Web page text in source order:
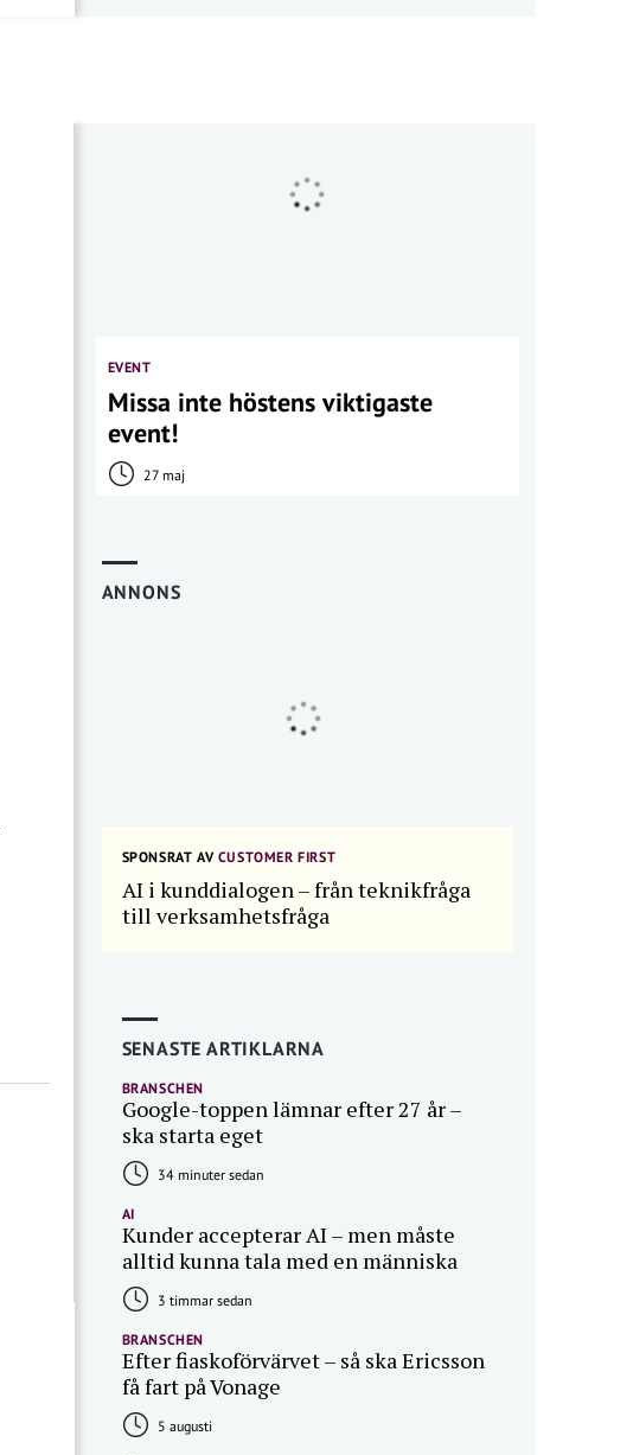
EVENT
Missa inte höstens viktigaste
event!
27 maj
ANNONS
SPONSRAT AVCUSTOMER FIRST
AI i kunddialogen – från teknikfråga
till verksamhetsfråga
SENASTE ARTIKLARNA
BRANSCHEN
Google-toppen lämnar efter 27 år –
ska starta eget
34 minuter sedan
AI
Kunder accepterar AI – men måste
alltid kunna tala med en människa
3 timmar sedan
BRANSCHEN
Efter fiaskoförvärvet – så ska Ericsson
få fart på Vonage
5 augusti